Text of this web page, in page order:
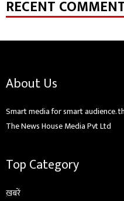
RECENT
About Us
Smart media for smart audience.
The News House Media Pvt Ltd
Top Category
ख़बरें